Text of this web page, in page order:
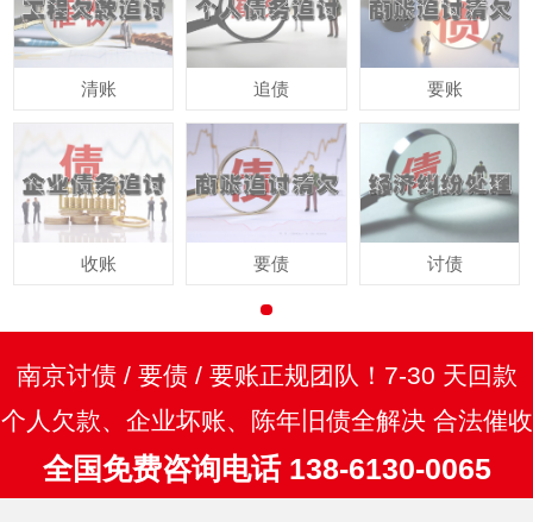
清账
收账
追债
要债
要账
讨债
南京讨债 / 要债 / 要账正规团队！7-30 天回款
个人欠款、企业坏账、陈年旧债全解决 合法催收
全国免费咨询电话 138-6130-0065